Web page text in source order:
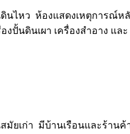
หว ห้องแสดงเหตุการณ์ห
นดินเผา เครื่องสำอาง แ
ยเก่า มีบ้านเรือนและร้าน